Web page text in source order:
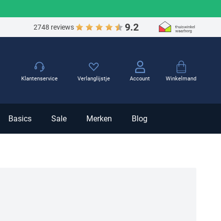
2748 reviews 9.2
Winkelmand
Basics Sale Merken Blog
Klantenservice Verlanglijstje Account